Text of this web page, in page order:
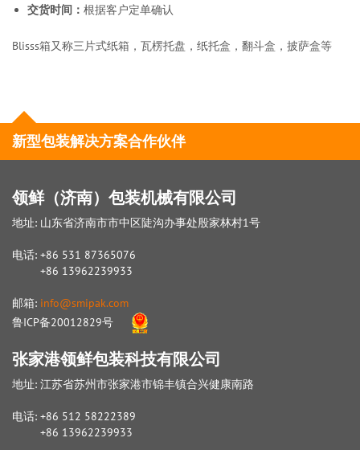
交货时间： 根据客户定单确认
Blisss箱又称三片式纸箱，瓦楞托盘，纸托盒，翻斗盒，披萨盒等
新型包装解决方案合作伙伴
领鲜（济南）包装机械有限公司
地址: 山东省济南市市中区陡沟办事处殷家林村1号
电话: +86 531 87365076
+86 13962239933
邮箱: info@smipak.com
鲁ICP备20012829号
张家港领鲜包装科技有限公司
地址: 江苏省苏州市张家港市锦丰镇合兴健康南路
电话: +86 512 58222389
+86 13962239933